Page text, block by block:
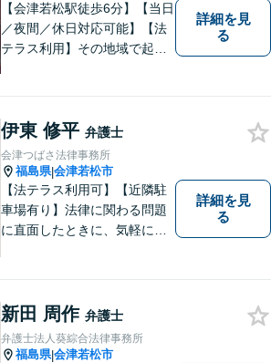
【会津若松駅徒歩6分】【当日
／夜間／休日対応可能】【法
テラス利用】その地域で起こ
原動力です。トラブルがより
複雑化してしまう前に、ぜひ
お気軽にご連絡ください。
詳細を見
る
伊東 修平 弁護士
会津つばさ法律事務所
福島県|会津若松市
【法テラス利用可】【近隣駐
車場有り】法律に関わる問題
に直面したときに、気軽に相
なるようなことがありました
ら、お気軽にご相談くださ
い。
詳細を見
る
新田 周作 弁護士
弁護士法人葵綜合法律事務所
福島県|会津若松市